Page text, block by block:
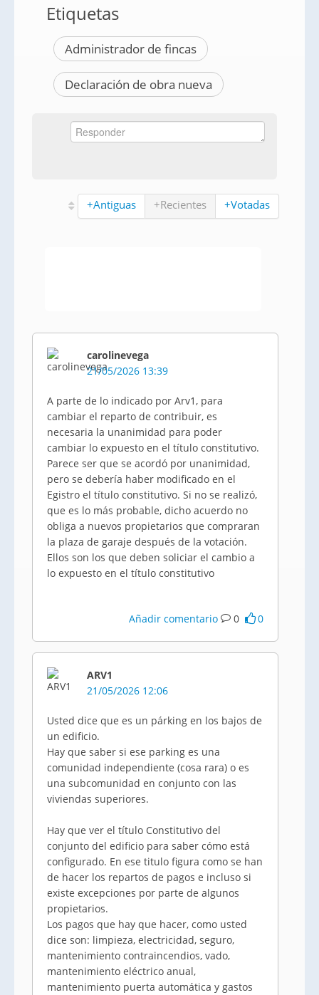
Etiquetas
Administrador de fincas
Declaración de obra nueva
+Antiguas +Recientes +Votadas
carolinevega
21/05/2026 13:39
A parte de lo indicado por Arv1, para
cambiar el reparto de contribuir, es
necesaria la unanimidad para poder
cambiar lo expuesto en el título constitutivo.
Parece ser que se acordó por unanimidad,
pero se debería haber modificado en el
Egistro el título constitutivo. Si no se realizó,
que es lo más probable, dicho acuerdo no
obliga a nuevos propietarios que compraran
la plaza de garaje después de la votación.
Ellos son los que deben soliciar el cambio a
lo expuesto en el título constitutivo
Añadir comentario 0 0
ARV1
21/05/2026 12:06
Usted dice que es un párking en los bajos de
un edificio.
Hay que saber si ese parking es una
comunidad independiente (cosa rara) o es
una subcomunidad en conjunto con las
viviendas superiores.
Hay que ver el título Constitutivo del
conjunto del edificio para saber cómo está
configurado. En ese titulo figura como se han
de hacer los repartos de pagos e incluso si
existe excepciones por parte de algunos
propietarios.
Los pagos que hay que hacer, como usted
dice son: limpieza, electricidad, seguro,
mantenimiento contraincendios, vado,
mantenimiento eléctrico anual,
mantenimiento puerta automática y gastos